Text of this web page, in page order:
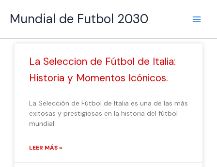
Mundial de Futbol 2030
La Seleccion de Fútbol de Italia:
Historia y Momentos Icónicos.
La Selección de Fútbol de Italia es una de las más
exitosas y prestigiosas en la historia del fútbol
mundial.
LEER MÁS »